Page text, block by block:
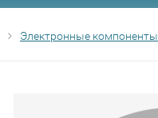
Электронные компоненты